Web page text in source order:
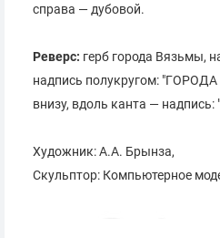
справа — дубовой.
Реверс: герб города Вязьмы,
надпись полукругом:
внизу, вдоль канта —
Художник: А.А. Брынза,
Скульптор: Компьютерное